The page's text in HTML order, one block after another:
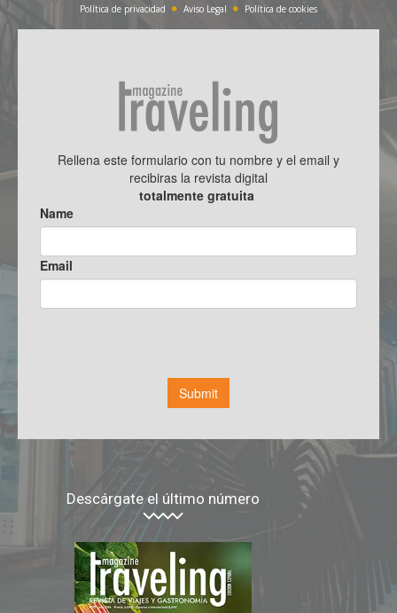
Política de privacidad Aviso Legal Política de cookies
Descárgate el último número